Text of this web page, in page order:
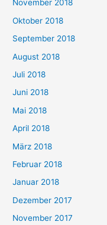
November 2018
Oktober 2018
September 2018
August 2018
Juli 2018
Juni 2018
Mai 2018
April 2018
März 2018
Februar 2018
Januar 2018
Dezember 2017
November 2017